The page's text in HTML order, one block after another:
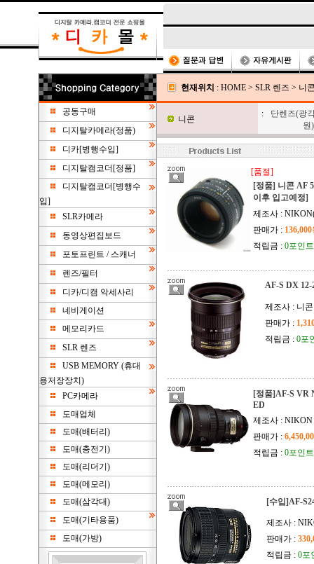
공동구매
디지탈카메라(정품)
디카[병행수입]
디지탈캠코더[정품]
디지탈캠코더[병행수
입]
SLR카메라
동영상편집보드
포토프린트 / 스캐너
렌즈/필터
디카/디캠 악세사리
네비게이션
메모리카드
SLR 렌즈
USB MEMORY (휴대
용저장장치)
PC카메라
도매업체
도매(배터리)
도매(충전기)
도매(리더기)
도매(메모리)
도매(삼각대)
도매(기타용품)
도매(가방)
현재위치 : HOME > SLR 렌즈 > 니
니콘
:
단렌즈(광
원)
[품절]
[정품] 니콘 AF
이후 입고예정]
제조사 :
판매가 :
적립금 : 0포인트
AF-S DX
제조사 : 니콘
판매가 :
적립금 : 0포
[정품]AF-S VR
ED
제조사 : NIKON
판매가 :
적립금 : 0포인트
[수입]AF-
제조사 :
판매가 :
적립금 : 0포